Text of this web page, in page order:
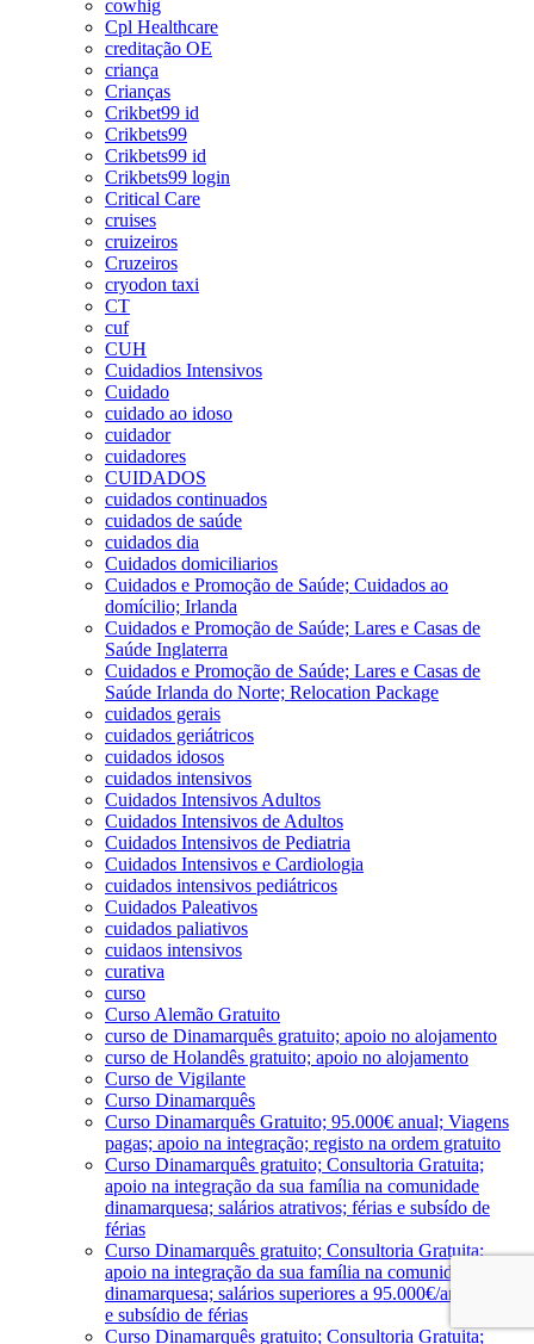
cowhig
Cpl Healthcare
creditação OE
criança
Crianças
Crikbet99 id
Crikbets99
Crikbets99 id
Crikbets99 login
Critical Care
cruises
cruizeiros
Cruzeiros
cryodon taxi
CT
cuf
CUH
Cuidadios Intensivos
Cuidado
cuidado ao idoso
cuidador
cuidadores
CUIDADOS
cuidados continuados
cuidados de saúde
cuidados dia
Cuidados domiciliarios
Cuidados e Promoção de Saúde; Cuidados ao
domícilio; Irlanda
Cuidados e Promoção de Saúde; Lares e Casas de
Saúde Inglaterra
Cuidados e Promoção de Saúde; Lares e Casas de
Saúde Irlanda do Norte; Relocation Package
cuidados gerais
cuidados geriátricos
cuidados idosos
cuidados intensivos
Cuidados Intensivos Adultos
Cuidados Intensivos de Adultos
Cuidados Intensivos de Pediatria
Cuidados Intensivos e Cardiologia
cuidados intensivos pediátricos
Cuidados Paleativos
cuidados paliativos
cuidaos intensivos
curativa
curso
Curso Alemão Gratuito
curso de Dinamarquês gratuito; apoio no alojamento
curso de Holandês gratuito; apoio no alojamento
Curso de Vigilante
Curso Dinamarquês
Curso Dinamarquês Gratuito; 95.000€ anual; Viagens
pagas; apoio na integração; registo na ordem gratuito
Curso Dinamarquês gratuito; Consultoria Gratuita;
apoio na integração da sua família na comunidade
dinamarquesa; salários atrativos; férias e subsído de
férias
Curso Dinamarquês gratuito; Consultoria Gratuita;
apoio na integração da sua família na comunidade
dinamarquesa; salários superiores a 95.000€/ano; férias
e subsídio de férias
Curso Dinamarquês gratuito; Consultoria Gratuita;